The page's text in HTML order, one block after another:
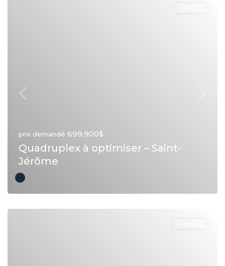
Précédent
prix demandé 699,900$
Quadruplex à optimiser – Saint-
Jérôme